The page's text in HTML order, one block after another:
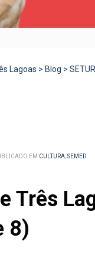
Lagoas > Blog >
EM CULTURA,SEMED
Três
8)